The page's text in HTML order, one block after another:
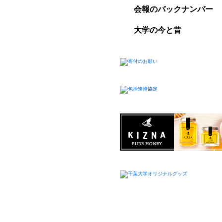
会報のバックナンバー
大学の今と昔